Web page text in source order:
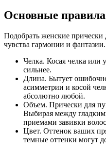
Основные
Подобрать женские прически
чувства гармонии и
Челка. Косая челка или
сильнее.
Длина. Бытует
асимметрии и косой
абсолютно любой.
Объем. Прически для
Выбирая между
приемами завивки
Цвет. Оттенок ваших
темные оттенки могут